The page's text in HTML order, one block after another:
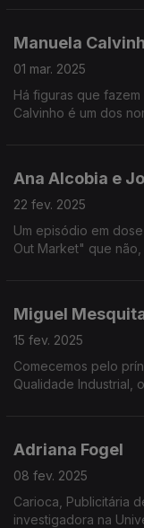
Manuela
01 mar. 2025
Há figuras que
Calvinho é um dos
Ana Alcobia e
22 fev. 2025
Um episódio em
Out Market" que
Miguel
15 fev. 2025
Comecemos pelo
Qualidade Industrial,
Adriana Fogel
08 fev. 2025
Carioca, Publicitária
investigadora na